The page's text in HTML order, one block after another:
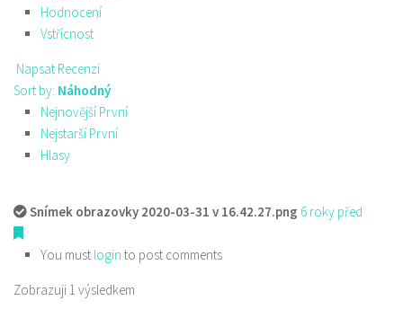
Hodnocení
Vstřícnost
Napsat Recenzi
Sort by: Náhodný
Nejnovější První
Nejstarší První
Hlasy
Snímek obrazovky 2020-03-31 v 16.42.27.png 6 roky před
You must login to post comments
Zobrazuji 1 výsledkem